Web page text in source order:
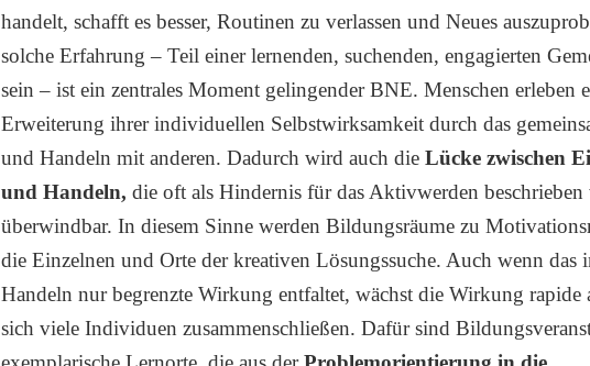
handelt, schafft es besser, Routinen zu verlassen und Neues
solche Erfahrung – Teil einer lernenden, suchenden, engagierten
sein – ist ein zentrales Moment gelingender BNE. Menschen erleben
Erweiterung ihrer individuellen Selbstwirksamkeit durch das
und Handeln mit anderen. Dadurch wird auch dieLücke zwischen
und Handeln, die oft als Hindernis für das Aktivwerden
überwindbar. In diesem Sinne werden Bildungsräume zu
die Einzelnen und Orte der kreativen Lösungssuche. Auch wenn das
Handeln nur begrenzte Wirkung entfaltet, wächst die Wirkung rapide
sich viele Individuen zusammenschließen. Dafür sind